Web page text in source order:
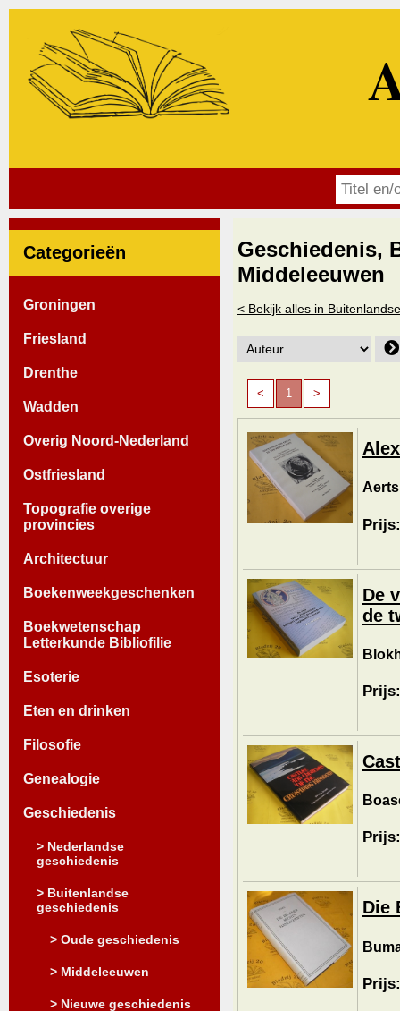
Categorieën
Groningen
Friesland
Drenthe
Wadden
Overig Noord-Nederland
Ostfriesland
Topografie overige
provincies
Architectuur
Boekenweekgeschenken
Boekwetenschap
Letterkunde Bibliofilie
Esoterie
Eten en drinken
Filosofie
Genealogie
Geschiedenis
> Nederlandse
geschiedenis
> Buitenlandse
geschiedenis
> Oude geschiedenis
> Middeleeuwen
> Nieuwe geschiedenis
Geschiedenis,
Middeleeuwen
< Bekijk alles in
< 1 >
De
de
Die